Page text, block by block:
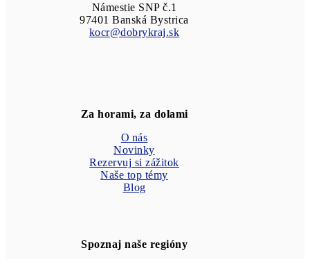
Námestie SNP č.1
97401 Banská Bystrica
kocr@dobrykraj.sk
Za horami, za dolami
O nás
Novinky
Rezervuj si zážitok
Naše top témy
Blog
Spoznaj naše regióny